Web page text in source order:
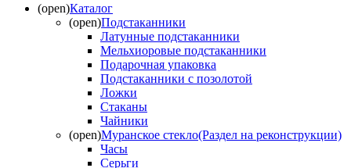
(open)Каталог
(open)Подстаканники
Латунные подстаканники
Мельхиоровые подстаканники
Подарочная упаковка
Подстаканники с позолотой
Ложки
Стаканы
Чайники
(open)Муранское стекло(Раздел на реконструкции)
Часы
Серьги